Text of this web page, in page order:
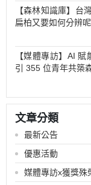
【森林知識庫】台
扁柏又要如何分辨呢
【媒體專訪】AI
引 355 位青年共築
文章分類
最新公告
優惠活動
媒體專訪x獲獎殊